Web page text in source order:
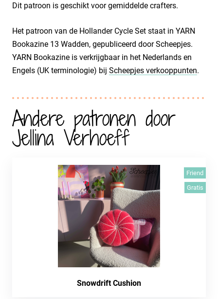
Dit patroon is geschikt voor gemiddelde crafters.
Het patroon van de Hollander Cycle Set staat in YARN
Bookazine 13 Wadden, gepubliceerd door Scheepjes.
YARN Bookazine is verkrijgbaar in het Nederlands en
Engels (UK terminologie) bij Scheepjes verkooppunten.
Andere patronen door
Jellina Verhoeff
Friend
Gratis
Snowdrift Cushion